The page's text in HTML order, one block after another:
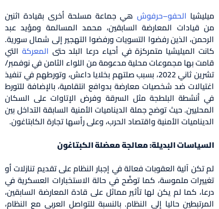
الحفو–حرفوشهي جماعة مسلحة أخرى بقيادة اثنين
المعارضة السابقين، محمد المسالمة ومؤيد عبد
الذين رفضوا التسويات ورفضوا التهجير إلى شمال سورية.
الميليشيا متمركزة في أحياء درعا البلد حتىالمعركة التي
بها مجموعات محلية مدعومة من اللواء الثامن في نوفمبر/
تشرين ثاني 2022، بسبب صلتهم بخلايا داعش، وتورطهم في تنفيذ
ضد شخصيات معارضة بدوافع انتقامية، بالإضافة للتورط
البلطجة مثل السرقة وفرض الإتاوات على السكان
حيث توضح جملة الديناميات الأمنية السابقة التداخل بين
الأمنية واقتصاد الحرب، وعلى رأسها تجارة الكابتاغون.
البديلة: معالجة معضلة الكبتاغون
آلية العقوبات فعالة في إجبار النظام على تقديم تنازلات أو
ملموسة، كما توضَّح في حالة الاستخبارات العسكرية في
كما لم يكن لها تأثير مماثل على قادة المعارضة السابقين،
حاليا إلى النظام. بالنسبة للتواصل العربي مع النظام،